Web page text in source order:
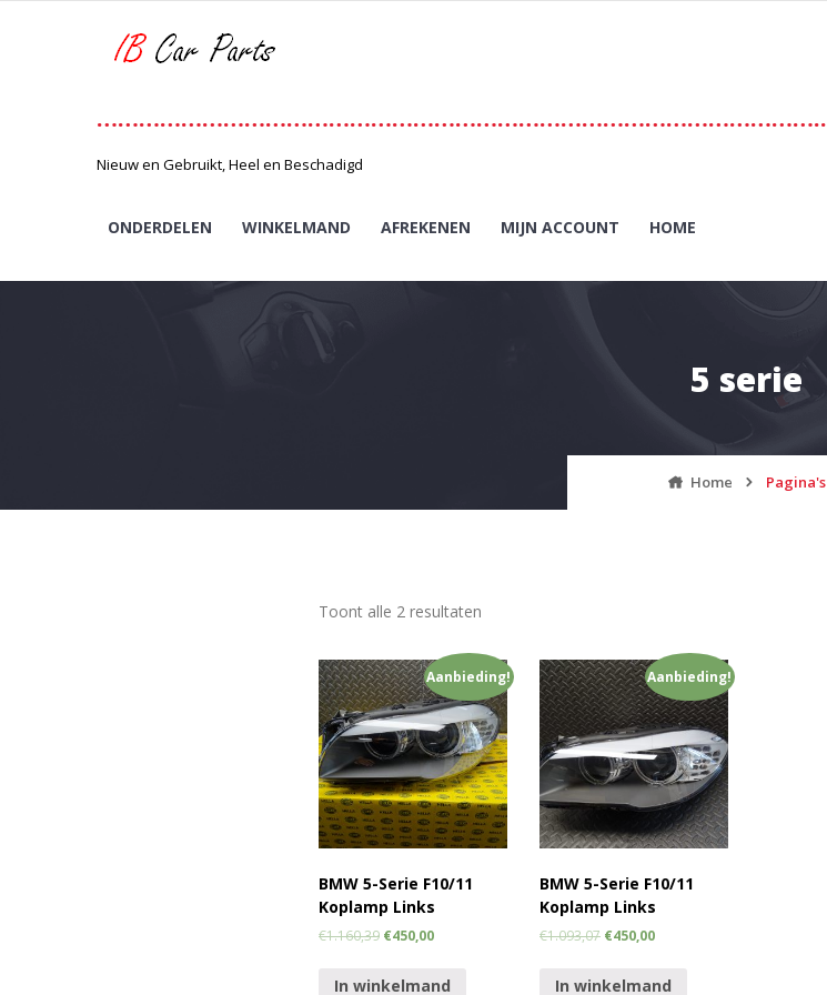
…………………………………………………………………………………………..
Nieuw en Gebruikt, Heel en Beschadigd
ONDERDELEN WINKELMAND AFREKENEN MIJN ACCOUNT HOME
5 serie
Home Pagina's
Toont alle 2 resultaten
Aanbieding!
BMW 5-Serie F10/11
Koplamp Links
€1.160,39 €450,00
In winkelmand
Aanbieding!
BMW 5-Serie F10/11
Koplamp Links
€1.093,07 €450,00
In winkelmand